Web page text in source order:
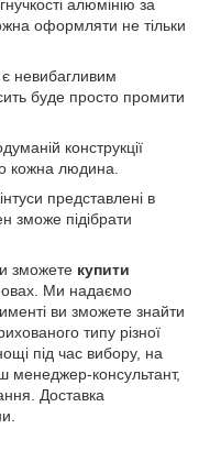
алюмінію за
оформляти не тільки
невибагливим
буде просто промити
конструкції
кожна людина.
представлені в
зможе підібрати
зможете купити
Ми надаємо
ви зможете знайти
типу різної
під час вибору, на
менеджер-консультант,
Доставка